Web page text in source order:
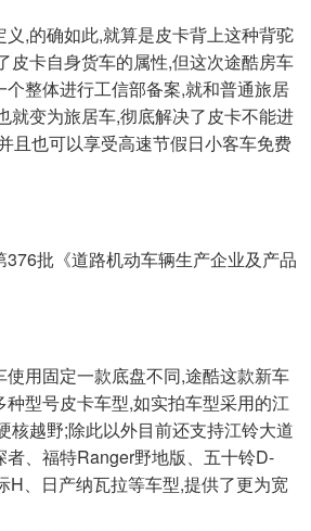
,的确如此,就算是皮卡背上这种背驼
皮卡自身货车的属性,但这次途酷房车
整体进行工信部备案,就和普通旅居
就变为旅居车,彻底解决了皮卡不能进
且也可以享受高速节假日小客车免费
376批《道路机动车辆生产企业及产品
使用固定一款底盘不同,途酷这款新车
型号皮卡车型,如实拍车型采用的江
核越野;除此以外目前还支持江铃大道
、福特Ranger野地版、五十铃D-
H、日产纳瓦拉等车型,提供了更为宽